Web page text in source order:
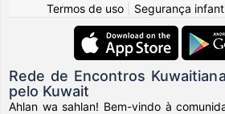
Termos de uso
Segurança
Rede de Encontros
pelo Kuwait
Ahlan wa sahlan! Bem-vindo à